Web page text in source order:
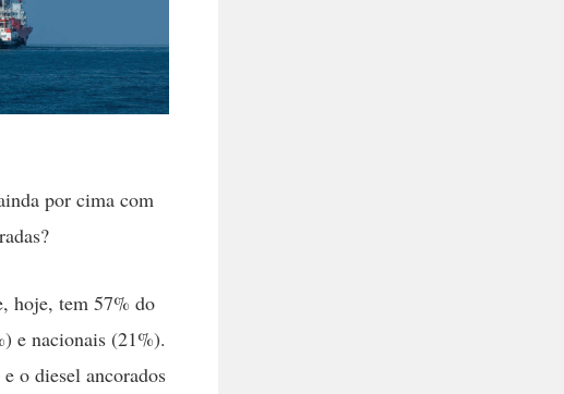
por cima com
hoje, tem 57% do
e nacionais (21%).
o diesel ancorados